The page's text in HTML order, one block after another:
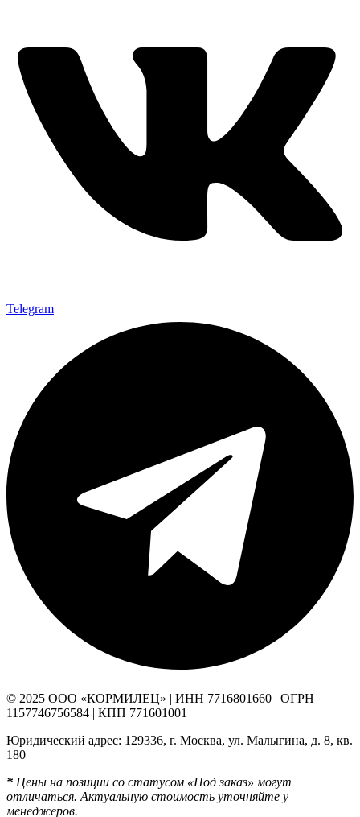
Telegram
© 2025 ООО «КОРМИЛЕЦ» | ИНН 7716801660 | ОГРН
1157746756584 | КПП 771601001
Юридический адрес: 129336, г. Москва, ул. Малыгина, д. 8, кв.
180
* Цены на позиции со статусом «Под заказ» могут
отличаться. Актуальную стоимость уточняйте у
менеджеров.